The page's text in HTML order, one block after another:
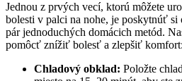
Jednou z prvých vecí, ktorú môžete
bolesti v palci na nohe, je poskytnúť
pár jednoduchých domácich metód.
pomôcť znížiť bolesť a zlepšiť komfort:
Chladový obklad: Položte